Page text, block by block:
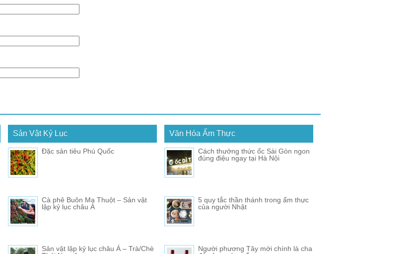
Sản Vật Kỷ Lục
Đặc sản tiêu Phú Quốc
Cà phê Buôn Ma Thuột – Sản vật
lập kỷ lục châu Á
Sản vật lập kỷ lục châu Á – Trà/Chè
Văn Hóa Ẩm Thực
Cách thưởng thức ốc Sài Gòn ngon
đúng điệu ngay tại Hà Nội
5 quy tắc thần thánh trong ẩm thực
của người Nhật
Người phương Tây mới chính là cha